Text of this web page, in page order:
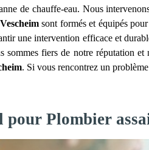
de chauffe-eau. Nous
Vescheimsont formés et équipés
une intervention efficace et
fiers de notre réputation
. Si vous rencontrez un
Plombier